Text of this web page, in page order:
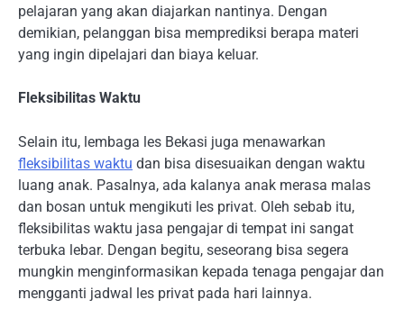
pelajaran yang akan diajarkan nantinya. Dengan
demikian, pelanggan bisa memprediksi berapa materi
yang ingin dipelajari dan biaya keluar.
Fleksibilitas Waktu
Selain itu, lembaga les Bekasi juga menawarkan
fleksibilitas waktu dan bisa disesuaikan dengan waktu
luang anak. Pasalnya, ada kalanya anak merasa malas
dan bosan untuk mengikuti les privat. Oleh sebab itu,
fleksibilitas waktu jasa pengajar di tempat ini sangat
terbuka lebar. Dengan begitu, seseorang bisa segera
mungkin menginformasikan kepada tenaga pengajar dan
mengganti jadwal les privat pada hari lainnya.